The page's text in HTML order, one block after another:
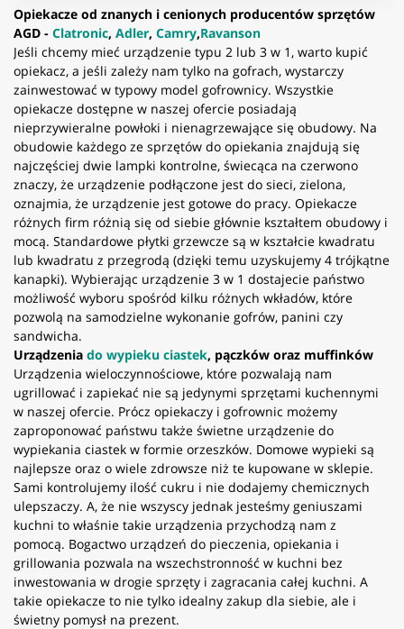
Opiekacze od znanych i cenionych producentów sprzętów
AGD - Clatronic, Adler, Camry,Ravanson
Jeśli chcemy mieć urządzenie typu 2 lub 3 w 1, warto kupić
opiekacz, a jeśli zależy nam tylko na gofrach, wystarczy
zainwestować w typowy model gofrownicy. Wszystkie
opiekacze dostępne w naszej ofercie posiadają
nieprzywieralne powłoki i nienagrzewające się obudowy. Na
obudowie każdego ze sprzętów do opiekania znajdują się
najczęściej dwie lampki kontrolne, świecąca na czerwono
znaczy, że urządzenie podłączone jest do sieci, zielona,
oznajmia, że urządzenie jest gotowe do pracy. Opiekacze
różnych firm różnią się od siebie głównie kształtem obudowy i
mocą. Standardowe płytki grzewcze są w kształcie kwadratu
lub kwadratu z przegrodą (dzięki temu uzyskujemy 4 trójkątne
kanapki). Wybierając urządzenie 3 w 1 dostajecie państwo
możliwość wyboru spośród kilku różnych wkładów, które
pozwolą na samodzielne wykonanie gofrów, panini czy
sandwicha.
Urządzenia do wypieku ciastek, pączków oraz muffinków
Urządzenia wieloczynnościowe, które pozwalają nam
ugrillować i zapiekać nie są jedynymi sprzętami kuchennymi
w naszej ofercie. Prócz opiekaczy i gofrownic możemy
zaproponować państwu także świetne urządzenie do
wypiekania ciastek w formie orzeszków. Domowe wypieki są
najlepsze oraz o wiele zdrowsze niż te kupowane w sklepie.
Sami kontrolujemy ilość cukru i nie dodajemy chemicznych
ulepszaczy. A, że nie wszyscy jednak jesteśmy geniuszami
kuchni to właśnie takie urządzenia przychodzą nam z
pomocą. Bogactwo urządzeń do pieczenia, opiekania i
grillowania pozwala na wszechstronność w kuchni bez
inwestowania w drogie sprzęty i zagracania całej kuchni. A
takie opiekacze to nie tylko idealny zakup dla siebie, ale i
świetny pomysł na prezent.